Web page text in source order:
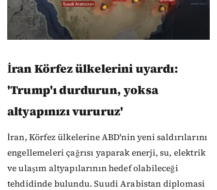
İran Körfez ülkelerini uyardı:
'Trump'ı durdurun, yoksa
altyapınızı vururuz'
İran, Körfez ülkelerine ABD'nin yeni saldırılarını
engellemeleri çağrısı yaparak enerji, su, elektrik
ve ulaşım altyapılarının hedef olabileceği
tehdidinde bulundu. Suudi Arabistan diplomasi